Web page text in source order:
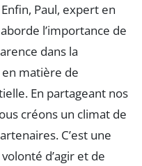
Enfin, Paul, expert en
l’importance de
dans la
matière de
En partageant nos
créons un climat de
C’est une
d’agir et de